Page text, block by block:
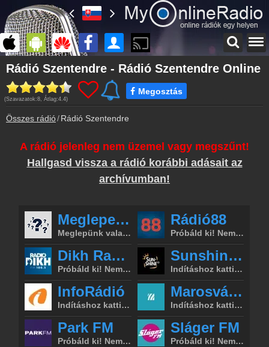
Főoldal
myonlineradio.hu
Bejelentkezés
Hozz létre saját fiókot!
Archívum
Rádió Szentendre korábbi adásai
Rádió Szentendre kapcsolatos hírek
Partnerek
Rádiós partnerek
Rádió beágyazás
Ágyazd be weboldaladba
Online rádió készítés
Készítés lépésről lépésre
Rádió Szentendre - Rádió Szentendre Online
(Szavazatok:8, Átlag:4.4)
Megosztás
Összes rádió Rádió Szentendre
A rádió jelenleg nem üzemel vagy megszűnt!
Hallgasd vissza a rádió korábbi adásait az
archívumban!